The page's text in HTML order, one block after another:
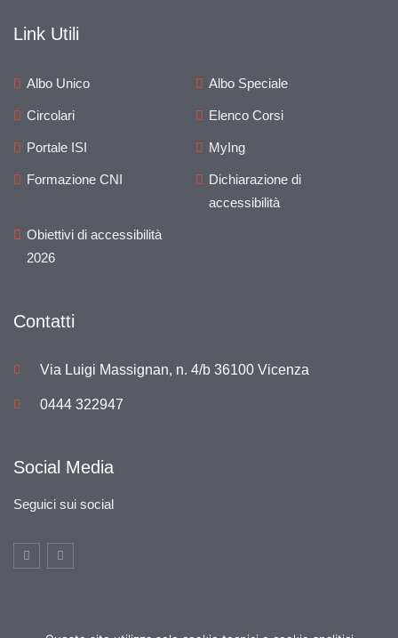
Link Utili
Albo Unico Albo Speciale
Circolari Elenco Corsi
Portale ISI MyIng
Formazione CNI
Dichiarazione di
accessibilità
Obiettivi di accessibilità
2026
Contatti
Via Luigi Massignan, n. 4/b 36100 Vicenza
0444 322947
Social Media
Seguici sui social